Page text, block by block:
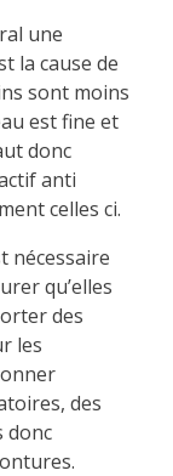
une
la cause de
sont moins
est fine et
donc
anti
celles ci.
nécessaire
qu’elles
des
les
des
donc